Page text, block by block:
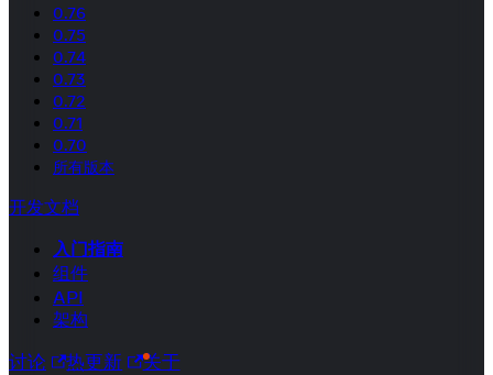
0.76
0.75
0.74
0.73
0.72
0.71
0.70
所有版本
开发文档
入门指南
组件
API
架构
讨论 热更新 关于